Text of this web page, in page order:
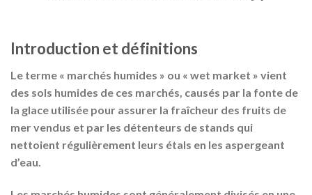
Introduction et définitions
Le terme « marchés humides » ou « wet market » vient
des sols humides de ces marchés, causés par la fonte de
la glace utilisée pour assurer la fraîcheur des fruits de
mer vendus et par les détenteurs de stands qui
nettoient régulièrement leurs étals en les aspergeant
d’eau.